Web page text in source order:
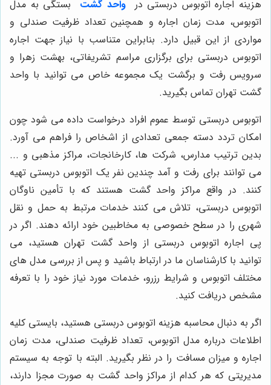
هزینه اجاره اتوبوس دربستی در واحد گشت
بستگی به مدل
اتوبوس، مدت زمان اجاره و همچنین تعداد ظرفیت صندلی و
مواردی از این قبیل دارد. بنابراین متناسب با نیاز جهت اجاره
اتوبوس دربستی برای برگزاری مراسم تشریفاتی، بهشت زهرا و
سرویس رفت و برگشت یک مجموعه خاص می توانید با واحد
گشت تهران تماس بگیرید.
اتوبوس دربستی توسط عموم افراد درخواست داده می شود چون
امکان تردد دسته جمعی تعدادی از اشخاص را فراهم می آورد.
بدین ترتیب مدارس، شرکت ها، کارخانجات، مراکز مذهبی و ...
می توانند برای رفت و آمد چندین نفر یک اتوبوس دربستی تهیه
کنند. در واقع مراکز واحد گشت هستند که با تأمین ناوگان
اتوبوس دربستی، تلاش می کنند خدمات مرتبط به حمل و نقل
شهری را در سطح خصوصی به مخاطبین خود ارائه دهند. اگر در
پی اجاره اتوبوس دربستی از واحد گشت تهران هستید، می
توانید با کارشناسان ما در ارتباط باشید و پس از بررسی مدل های
مختلف اتوبوس و شرایط رزرو، خدمات مورد نیاز خود را با تعرفه
مشخص دریافت کنید.
اگر به دنبال محاسبه هزینه اتوبوس دربستی هستید، بایستی کلیه
اطلاعات درباره مدل اتوبوس، تعداد ظرفیت صندلی، مدت زمان
اجاره و میزان مسافت را در نظر بگیرید. البته با توجه به سیستم
مدیریتی که هر کدام از مراکز واحد گشت به صورت مجزا دارند،